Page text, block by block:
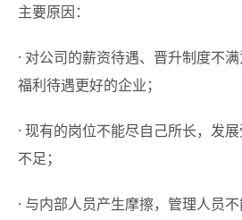
主要原因：
· 对公司的薪资待遇、晋升制度不
福利待遇更好的企业；
· 现有的岗位不能尽自己所长，发
不足；
· 与内部人员产生摩擦，管理人员